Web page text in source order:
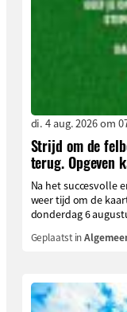
di. 4 aug. 2026 om
Strijd om de
terug. Opgeven
Na het succesvolle
weer tijd om de
donderdag 6
Geplaatst in